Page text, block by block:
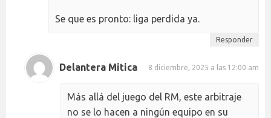
Se que es pronto: liga perdida ya.
Responder
Delantera Mitica 8 diciembre, 2025 a las 12:00 am
Más allá del juego del RM, este arbitraje
no se lo hacen a ningún equipo en su